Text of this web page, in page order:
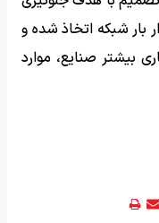
بار شبکه اتخاذ شده و
بیشتر صنایع، موارد